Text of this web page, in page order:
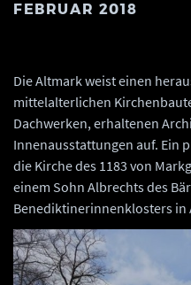
FEBRUAR 2018
Die Altmark weist einen
mittelalterlichen
Dachwerken, erhaltenen
Innenausstattungen auf. Ein
die Kirche des 1183 von
einem Sohn Albrechts des
Benediktinerinnenklosters in